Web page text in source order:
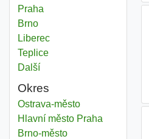
Cae
Praha
Cae
Brno
Cae
Liberec
Cae
Teplice
Dalšíměsta
Okres
Cae
Ostrava-městoOkres
Cae
Hlavní město Praha
Cae
Brno-městoOkres